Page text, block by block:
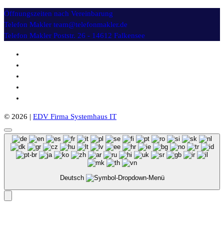
Öffnungszeiten nach Vereinbarung
Telefon Makler team@telefonmakler.de
Telefon Makler Poststr. 26 - 14612 Falkensee
© 2026 | EDV Firma Systemhaus IT
Deutsch